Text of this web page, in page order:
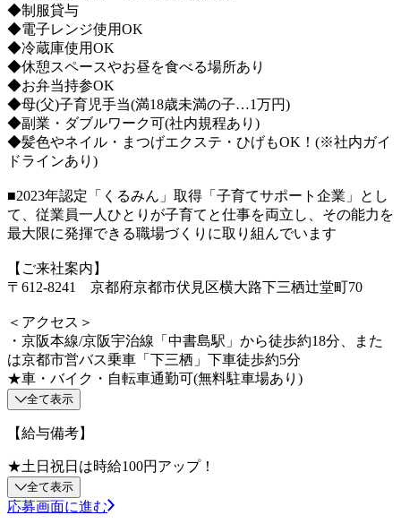
◆制服貸与
◆電子レンジ使用OK
◆冷蔵庫使用OK
◆休憩スペースやお昼を食べる場所あり
◆お弁当持参OK
◆母(父)子育児手当(満18歳未満の子…1万円)
◆副業・ダブルワーク可(社内規程あり)
◆髪色やネイル・まつげエクステ・ひげもOK！(※社内ガイ
ドラインあり)
■2023年認定「くるみん」取得「子育てサポート企業」とし
て、従業員一人ひとりが子育てと仕事を両立し、その能力を
最大限に発揮できる職場づくりに取り組んでいます
【ご来社案内】
〒612-8241 京都府京都市伏見区横大路下三栖辻堂町70
＜アクセス＞
・京阪本線/京阪宇治線「中書島駅」から徒歩約18分、また
は京都市営バス乗車「下三栖」下車徒歩約5分
★車・バイク・自転車通勤可(無料駐車場あり)
全て表示
【給与備考】
★土日祝日は時給100円アップ！
全て表示
応募画面に進む